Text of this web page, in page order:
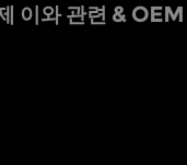
이와 관련 & OEM